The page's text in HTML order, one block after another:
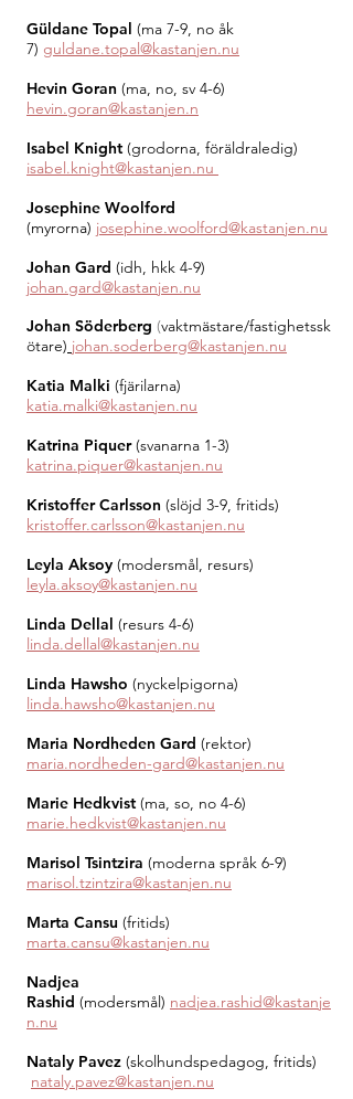
Güldane Topal (ma 7-9, no åk
7) guldane.topal@kastanjen.nu
Hevin Goran (ma, no, sv 4-6)
hevin.goran@kastanjen.n
Isabel Knight (grodorna, föräldraledig)
isabel.knight@kastanjen.nu
Josephine Woolford
(myrorna) josephine.woolford@kastanjen.nu
Johan Gard (idh, hkk 4-9)
johan.gard@kastanjen.nu
Johan Söderberg (vaktmästare/fastighetssk
ötare) johan.soderberg@kastanjen.nu
Katia Malki (fjärilarna)
katia.malki@kastanjen.nu
Katrina Piquer(svanarna 1-3)
katrina.piquer@kastanjen.nu
Kristoffer Carlsson (slöjd 3-9, fritids)
kristoffer.carlsson@kastanjen.nu
Leyla Aksoy (modersmål, resurs)
leyla.aksoy@kastanjen.nu
Linda Dellal (resurs 4-6)
linda.dellal@kastanjen.nu
Linda Hawsho (nyckelpigorna)
linda.hawsho@kastanjen.nu
Maria Nordheden Gard (rektor)
maria.nordheden-gard@kastanjen.nu
Marie Hedkvist (ma, so, no 4-6)
marie.hedkvist@kastanjen.nu
Marisol Tsintzira (moderna språk 6-9)
marisol.tzintzira@kastanjen.nu
Marta Cansu (fritids)
marta.cansu@kastanjen.nu
Nadjea
Rashid (modersmål) nadjea.rashid@kastanje
n.nu
Nataly Pavez (skolhundspedagog, fritids)
nataly.pavez@kastanjen.nu